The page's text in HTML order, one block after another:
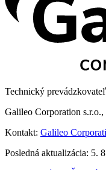
Technický
Galileo Corporation
Kontakt: Galileo
Posledná aktualizácia: 5.